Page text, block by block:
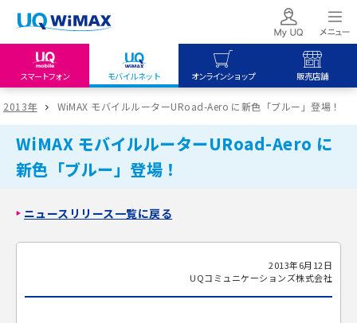
スマートフォン モバイルネット オンラインショップ 販売店舗
my UQ WiMAX
UQ WiMAX ご契約の方
My UQ mobile
UQ mobile ご契約の方
UQ mobile
UQ mobile
オンラインショップ
UQ WiMAX
オンラインショップ
UQ mobile
販売店舗
UQ WiMAX
販売店舗
2013年 WiMAX モバイルルーターURoad-Aero に新色「ブルー」登場！
WiMAX モバイルルーターURoad-Aero に
新色「ブルー」登場！
ニュースリリース一覧に戻る
2013年6月12日
UQコミュニケーションズ株式会社